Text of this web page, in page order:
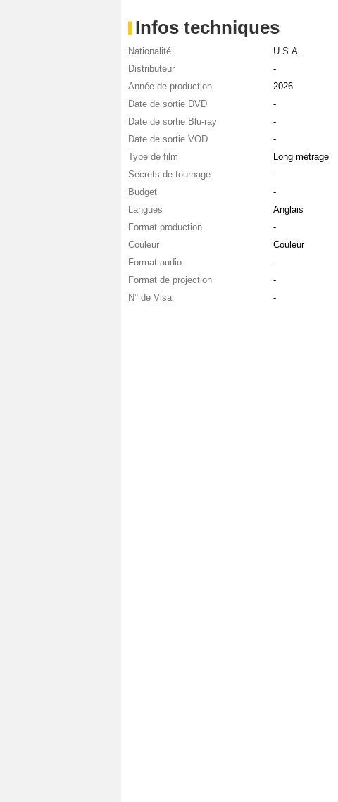
Infos techniques
Nationalité
U.S.A.
Distributeur
-
Année de production
2026
Date de sortie DVD
-
Date de sortie Blu-ray
-
Date de sortie VOD
-
Type de film
Long métrage
Secrets de tournage
-
Budget
-
Langues
Anglais
Format production
-
Couleur
Couleur
Format audio
-
Format de projection
-
N° de Visa
-